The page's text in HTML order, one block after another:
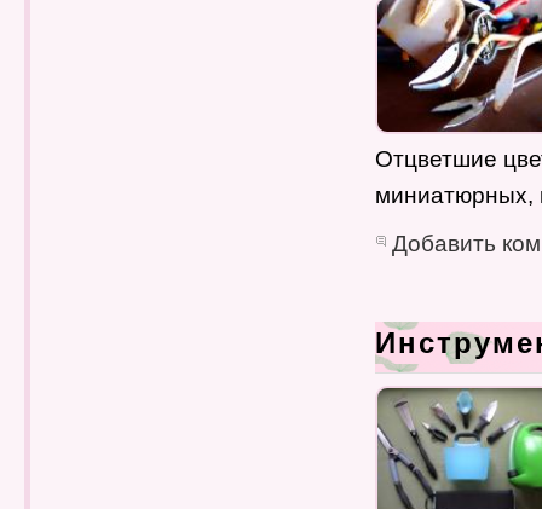
Отцветшие
миниатюрных,
Добавить